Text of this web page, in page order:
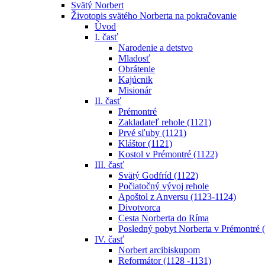
Svätý Norbert
Životopis svätého Norberta na pokračovanie
Úvod
I. časť
Narodenie a detstvo
Mladosť
Obrátenie
Kajúcnik
Misionár
II. časť
Prémontré
Zakladateľ rehole (1121)
Prvé sľuby (1121)
Kláštor (1121)
Kostol v Prémontré (1122)
III. časť
Svätý Godfríd (1122)
Počiatočný vývoj rehole
Apoštol z Anversu (1123-1124)
Divotvorca
Cesta Norberta do Ríma
Posledný pobyt Norberta v Prémontré
IV. časť
Norbert arcibiskupom
Reformátor (1128 -1131)